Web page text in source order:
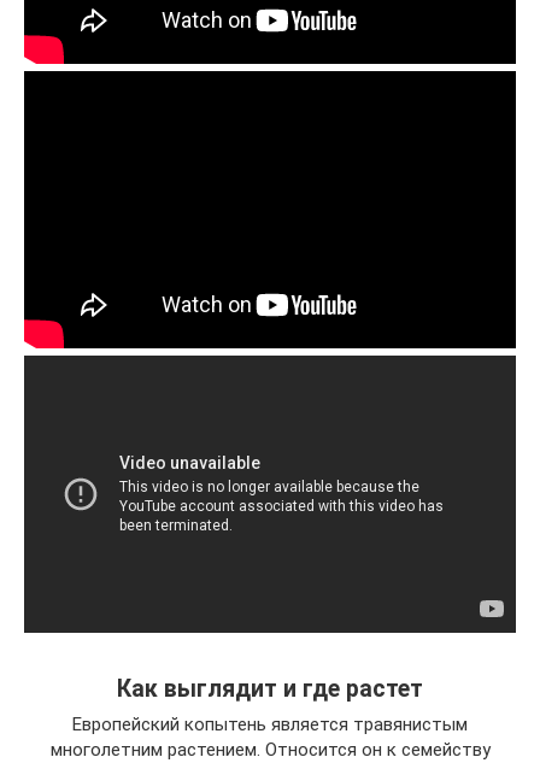
Как выглядит и где растет
Европейский копытень является травянистым
многолетним растением. Относится он к семейству